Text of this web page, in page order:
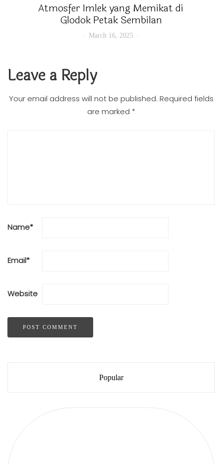
Atmosfer Imlek yang Memikat di
Glodok Petak Sembilan
March 16, 2025
Leave a Reply
Your email address will not be published. Required fields
are marked *
Name*
Email*
Website
Popular